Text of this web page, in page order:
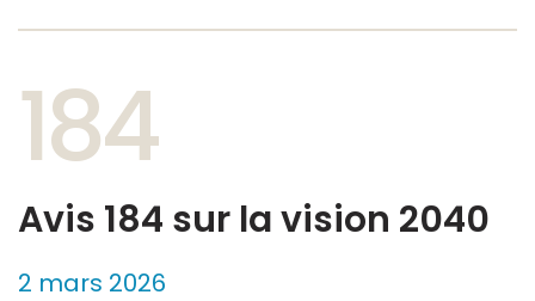
184
Avis 184 sur la vision 2040
2 mars 2026